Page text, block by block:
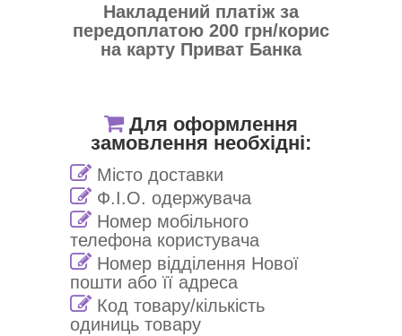
Накладений платіж за
передоплатою 200 грн/корис
на карту Приват Банка
Для оформлення
замовлення необхідні:
Місто доставки
Ф.І.О. одержувача
Номер мобільного
телефона користувача
Номер відділення Нової
пошти або її адреса
Код товару/кількість
одиниць товару